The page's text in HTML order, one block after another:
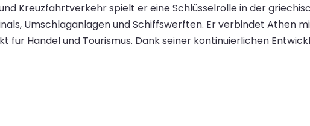
Kreuzfahrtverkehr spielt er eine Schlüsselrolle in der
Umschlaganlagen und Schiffswerften. Er verbindet Athen
für Handel und Tourismus. Dank seiner kontinuierlichen